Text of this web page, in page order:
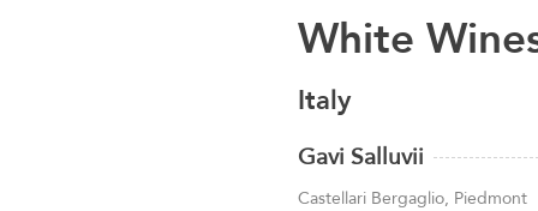
White
Italy
Gavi Salluvii
Castellari Bergaglio, Piedmont